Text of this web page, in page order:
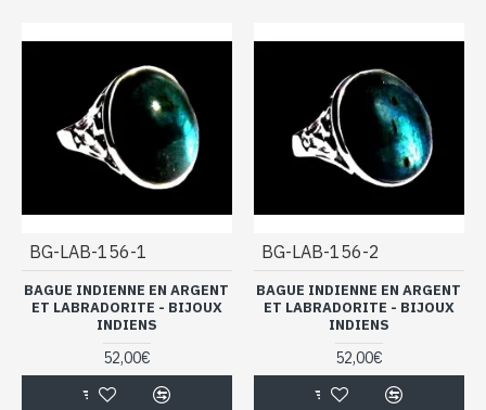
BG-LAB-156-1
BAGUE INDIENNE EN ARGENT
ET LABRADORITE - BIJOUX
INDIENS
52,00€
BG-LAB-156-2
BAGUE INDIENNE EN ARGENT
ET LABRADORITE - BIJOUX
INDIENS
52,00€